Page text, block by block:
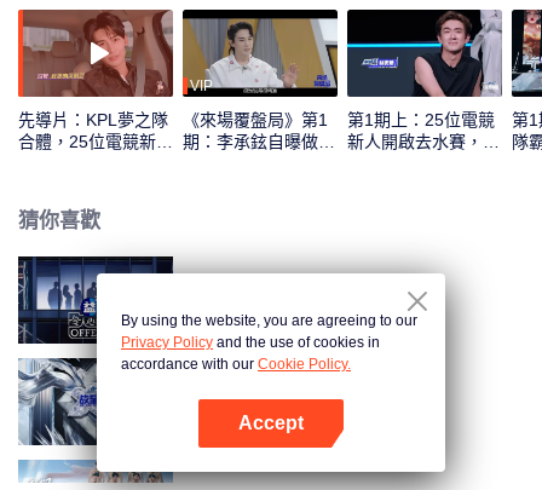
先導片：KPL夢之隊
合體，25位電競新人
VIP
《來場覆盤局》第1
期：李承鉉自曝做
第1期上：25位電競
新人開啟去水賽，誰
第1
隊
猜你喜歡
戰至巔峰 第4季
By using the website, you are agreeing to our
Privacy Policy and the use of cookies in
accordance with our Cookie Policy.
Accept